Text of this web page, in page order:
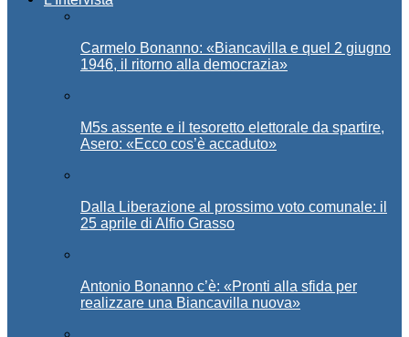
Carmelo Bonanno: «Biancavilla e quel 2 giugno
1946, il ritorno alla democrazia»
M5s assente e il tesoretto elettorale da spartire,
Asero: «Ecco cos’è accaduto»
Dalla Liberazione al prossimo voto comunale: il
25 aprile di Alfio Grasso
Antonio Bonanno c’è: «Pronti alla sfida per
realizzare una Biancavilla nuova»